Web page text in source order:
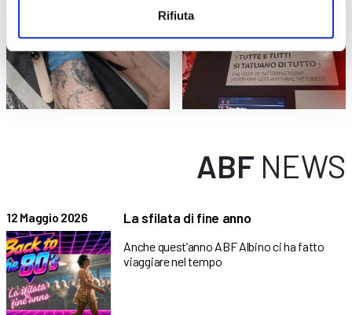
Rifiuta
ABF NEWS
12 Maggio 2026 La sfilata di fine anno
Anche quest’anno ABF Albino ci ha fatto
viaggiare nel tempo